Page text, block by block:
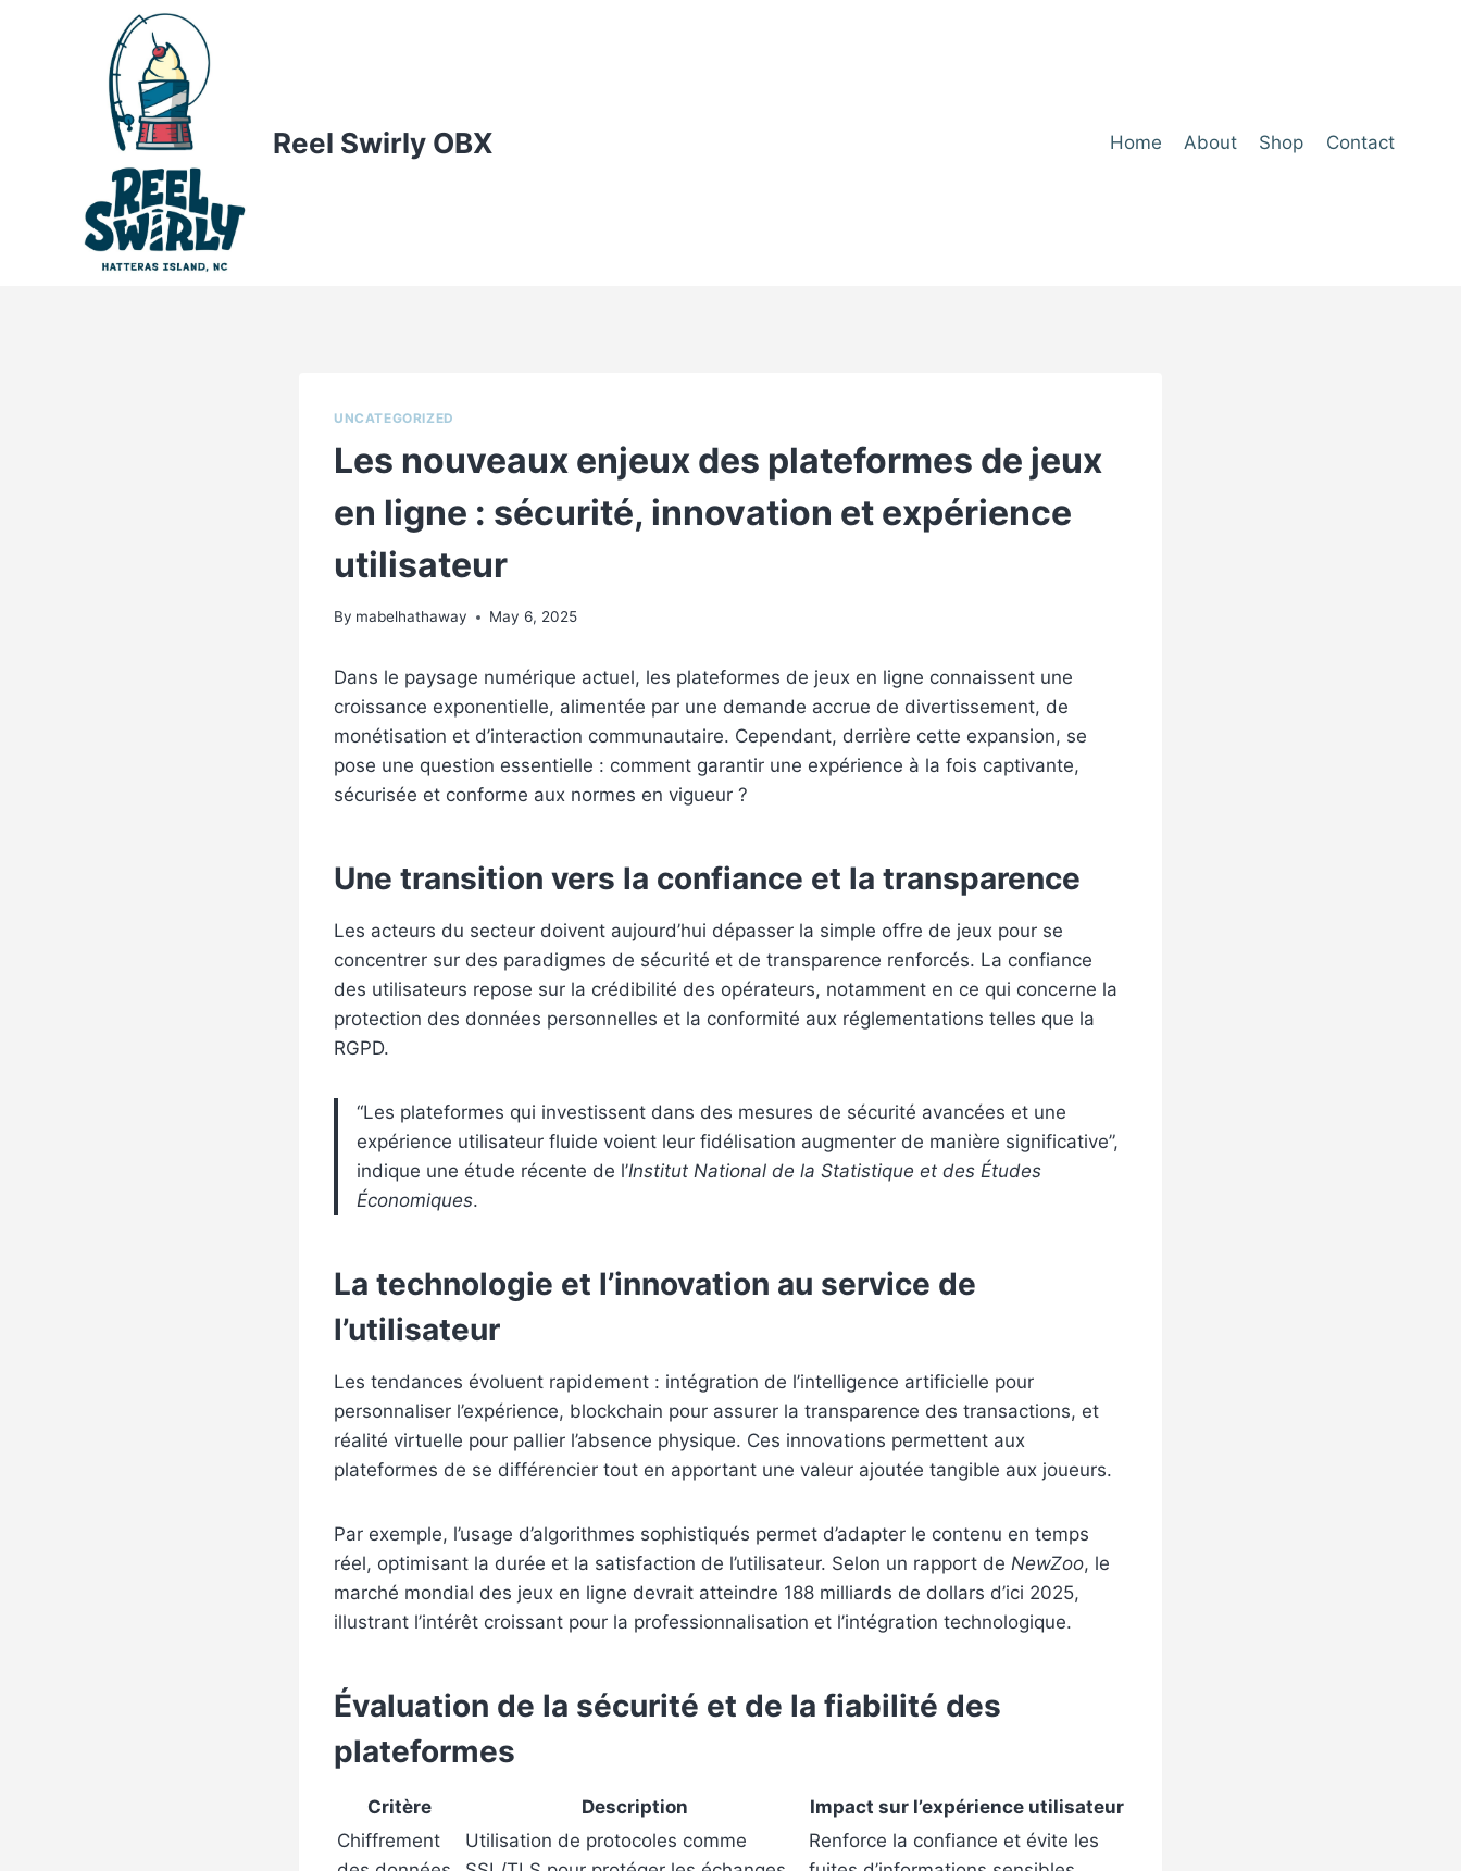
Reel Swirly OBX Home About Shop Contact
UNCATEGORIZED
Les nouveaux enjeux des plateformes de jeux
en ligne : sécurité, innovation et expérience
utilisateur
By mabelhathaway May 6, 2025
Dans le paysage numérique actuel, les plateformes de jeux en ligne connaissent une
croissance exponentielle, alimentée par une demande accrue de divertissement, de
monétisation et d’interaction communautaire. Cependant, derrière cette expansion, se
pose une question essentielle : comment garantir une expérience à la fois captivante,
sécurisée et conforme aux normes en vigueur ?
Une transition vers la confiance et la transparence
Les acteurs du secteur doivent aujourd’hui dépasser la simple offre de jeux pour se
concentrer sur des paradigmes de sécurité et de transparence renforcés. La confiance
des utilisateurs repose sur la crédibilité des opérateurs, notamment en ce qui concerne la
protection des données personnelles et la conformité aux réglementations telles que la
RGPD.
“Les plateformes qui investissent dans des mesures de sécurité avancées et une
expérience utilisateur fluide voient leur fidélisation augmenter de manière significative”,
indique une étude récente de l’Institut National de la Statistique et des Études
Économiques.
La technologie et l’innovation au service de
l’utilisateur
Les tendances évoluent rapidement : intégration de l’intelligence artificielle pour
personnaliser l’expérience, blockchain pour assurer la transparence des transactions, et
réalité virtuelle pour pallier l’absence physique. Ces innovations permettent aux
plateformes de se différencier tout en apportant une valeur ajoutée tangible aux joueurs.
Par exemple, l’usage d’algorithmes sophistiqués permet d’adapter le contenu en temps
réel, optimisant la durée et la satisfaction de l’utilisateur. Selon un rapport de NewZoo, le
marché mondial des jeux en ligne devrait atteindre 188 milliards de dollars d’ici 2025,
illustrant l’intérêt croissant pour la professionnalisation et l’intégration technologique.
Évaluation de la sécurité et de la fiabilité des
plateformes
Critère Description
Impact sur l’expérience utilisateur
Chiffrement
Utilisation de protocoles comme
Renforce la confiance et évite les